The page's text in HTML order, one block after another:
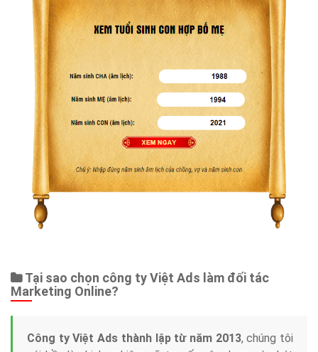
Tại sao chọn công ty Việt Ads làm đối tác
Marketing Online?
Công ty Việt Ads thành lập từ năm 2013, chúng tôi